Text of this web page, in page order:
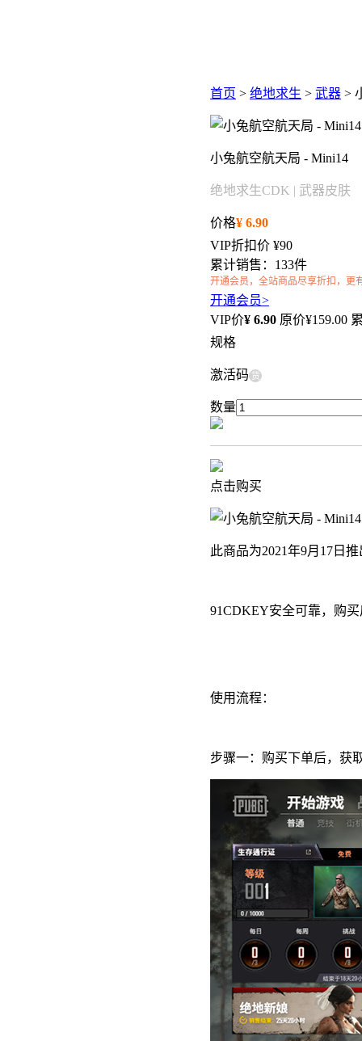
首页 > 绝地求生 > 武器 >
小兔航空航天局 - Mini14
绝地求生CDK | 武器皮肤
价格¥ 6.90
VIP折扣价 ¥90
累计销售：133件
开通会员，全站商品尽享折扣，更
开通会员>
VIP价¥ 6.90 原价¥159.00
规格
激活码 货
数量
点击购买
此商品为2021年9月17日
91CDKEY安全可靠，购
使用流程：
步骤一：购买下单后，获